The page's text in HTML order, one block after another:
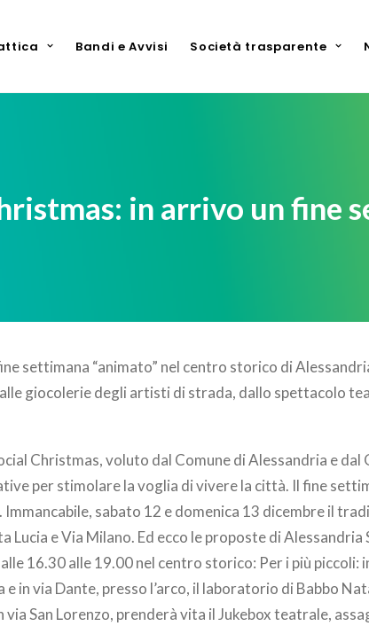
Bandi e Avvisi Società trasparente
in arrivo un
settimana “animato” nel centro storico di
alle giocolerie degli artisti di strada, dallo spettacolo
Christmas, voluto dal Comune di Alessandria e dal
per stimolare la voglia di vivere la città. Il fine
Immancabile, sabato 12 e domenica 13 dicembre il
Lucia e Via Milano. Ed ecco le proposte di
16.30 alle 19.00 nel centro storico: Per i più piccoli:
e in via Dante, presso l’arco, il laboratorio di Babbo
San Lorenzo, prenderà vita il Jukebox teatrale,